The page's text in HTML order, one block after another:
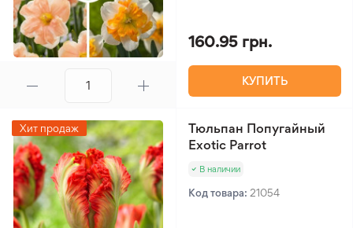
160.95 грн.
КУПИТЬ
Хит продаж
Тюльпан Попугайный
Exotic Parrot
В наличии
Код товара: 21054